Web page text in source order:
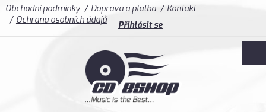
Obchodní podmínky Doprava a platba
Kontakt
Ochrana osobních údajů
Přihlásit se